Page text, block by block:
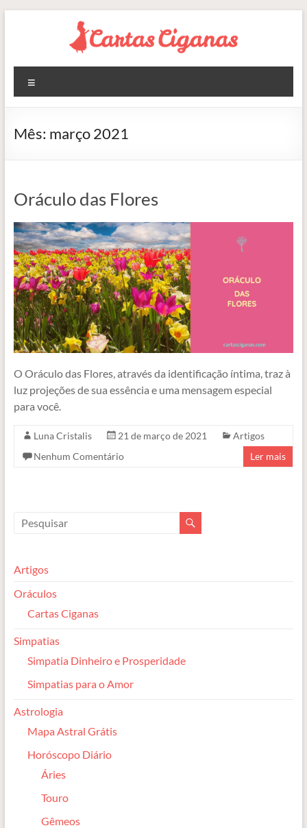
Blog
Cartas
Ciganas
Online
Mês: março 2021
Oráculo das Flores
O Oráculo das Flores, através da identificação íntima, traz à
luz projeções de sua essência e uma mensagem especial
para você.
Luna Cristalis 21 de março de 2021
Artigos
Nenhum Comentário
Ler mais
Artigos
Oráculos
Cartas Ciganas
Simpatias
Simpatia Dinheiro e Prosperidade
Simpatias para o Amor
Astrologia
Mapa Astral Grátis
Horóscopo Diário
Áries
Touro
Gêmeos